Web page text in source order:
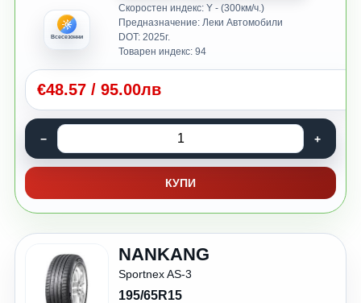
Всесезонни
Скоростен индекс: Y - (300км/ч.)
Предназначение: Леки Автомобили
DOT: 2025г.
Товарен индекс: 94
€48.57 / 95.00лв
КУПИ
NANKANG
Sportnex AS-3
195/65R15